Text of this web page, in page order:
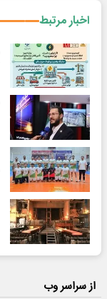
اخبار مرتبط
از سراسر وب